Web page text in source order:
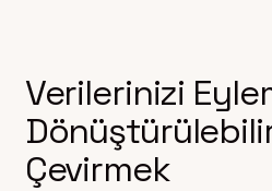
Verilerinizi
Çevirmek